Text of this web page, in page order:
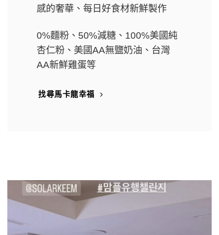
感的奢華、每日好食材新鮮製作
0%麵粉 、50%減糖 、 100%美國純
杏仁粉 、 美國AA無鹽奶油 、台灣
AA新鮮雞蛋等
找尋馬卡龍幸福